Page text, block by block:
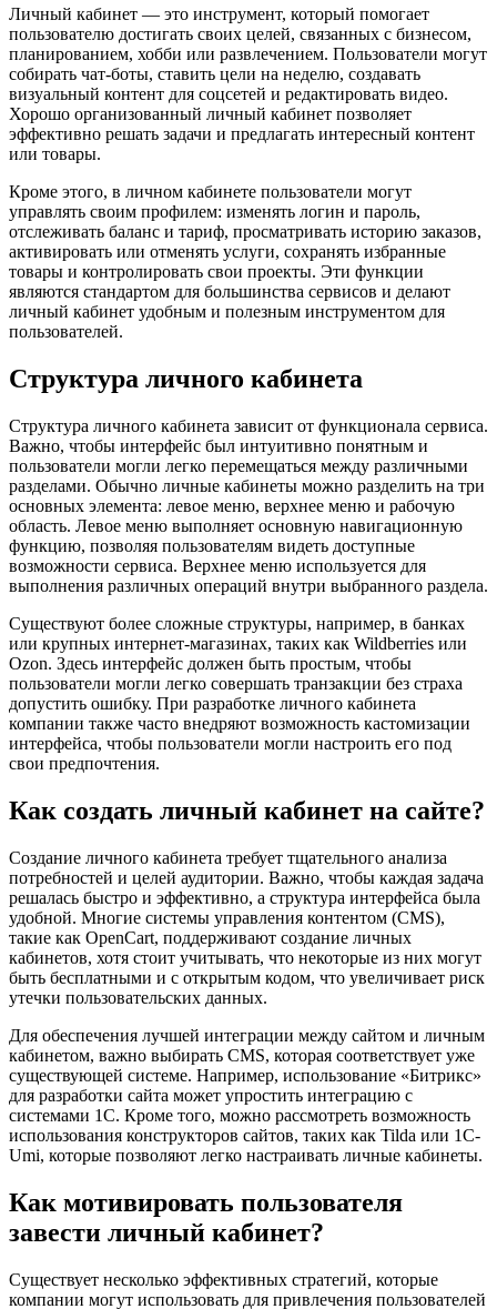
Личный кабинет — это инструмент, который помогает
пользователю достигать своих целей, связанных с бизнесом,
планированием, хобби или развлечением. Пользователи могут
собирать чат-боты, ставить цели на неделю, создавать
визуальный контент для соцсетей и редактировать видео.
Хорошо организованный личный кабинет позволяет
эффективно решать задачи и предлагать интересный контент
или товары.
Кроме этого, в личном кабинете пользователи могут
управлять своим профилем: изменять логин и пароль,
отслеживать баланс и тариф, просматривать историю заказов,
активировать или отменять услуги, сохранять избранные
товары и контролировать свои проекты. Эти функции
являются стандартом для большинства сервисов и делают
личный кабинет удобным и полезным инструментом для
пользователей.
Структура личного кабинета
Структура личного кабинета зависит от функционала сервиса.
Важно, чтобы интерфейс был интуитивно понятным и
пользователи могли легко перемещаться между различными
разделами. Обычно личные кабинеты можно разделить на три
основных элемента: левое меню, верхнее меню и рабочую
область. Левое меню выполняет основную навигационную
функцию, позволяя пользователям видеть доступные
возможности сервиса. Верхнее меню используется для
выполнения различных операций внутри выбранного раздела.
Существуют более сложные структуры, например, в банках
или крупных интернет-магазинах, таких как Wildberries или
Ozon. Здесь интерфейс должен быть простым, чтобы
пользователи могли легко совершать транзакции без страха
допустить ошибку. При разработке личного кабинета
компании также часто внедряют возможность кастомизации
интерфейса, чтобы пользователи могли настроить его под
свои предпочтения.
Как создать личный кабинет на сайте?
Создание личного кабинета требует тщательного анализа
потребностей и целей аудитории. Важно, чтобы каждая задача
решалась быстро и эффективно, а структура интерфейса была
удобной. Многие системы управления контентом (CMS),
такие как OpenCart, поддерживают создание личных
кабинетов, хотя стоит учитывать, что некоторые из них могут
быть бесплатными и с открытым кодом, что увеличивает риск
утечки пользовательских данных.
Для обеспечения лучшей интеграции между сайтом и личным
кабинетом, важно выбирать CMS, которая соответствует уже
существующей системе. Например, использование «Битрикс»
для разработки сайта может упростить интеграцию с
системами 1С. Кроме того, можно рассмотреть возможность
использования конструкторов сайтов, таких как Tilda или 1C-
Umi, которые позволяют легко настраивать личные кабинеты.
Как мотивировать пользователя
завести личный кабинет?
Существует несколько эффективных стратегий, которые
компании могут использовать для привлечения пользователей